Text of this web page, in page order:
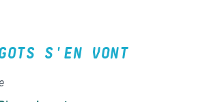
S'EN VONT